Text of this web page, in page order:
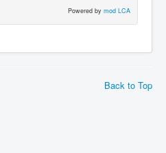
Powered by mod LCA
Back to Top